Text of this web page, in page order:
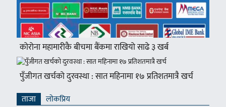
कोरोना महामारीकै बीचमा बैंकमा राखियो साढे ३ खर्ब
पुँजीगत खर्चको दुरवस्था : सात महिनामा १७ प्रतिशतमात्रै खर्च
ताजा लाेकप्रिय